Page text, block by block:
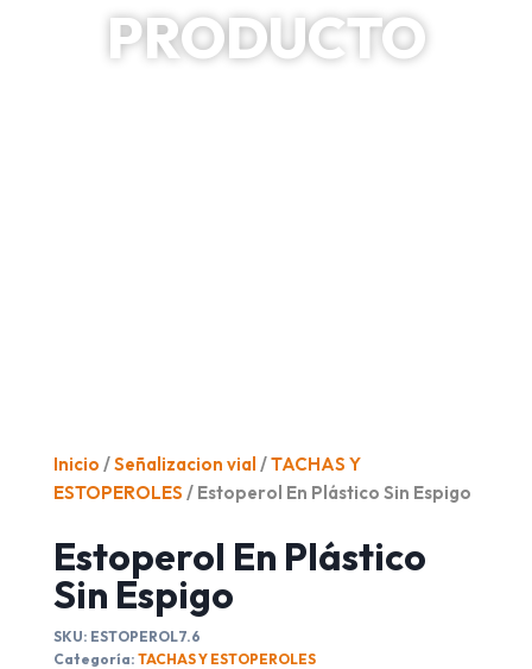
PRODUCTO
Inicio /Señalizacion vial /TACHAS Y
ESTOPEROLES / Estoperol En Plástico Sin Espigo
Estoperol En Plástico
Sin Espigo
SKU: ESTOPEROL7.6
Categoría: TACHAS Y ESTOPEROLES